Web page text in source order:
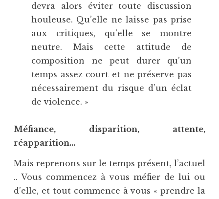
devra alors éviter toute discussion
houleuse. Qu’elle ne laisse pas prise
aux critiques, qu’elle se montre
neutre. Mais cette attitude de
composition ne peut durer qu’un
temps assez court et ne préserve pas
nécessairement du risque d’un éclat
de violence. »
Méfiance, disparition, attente,
réapparition…
Mais reprenons sur le temps présent, l’actuel
.. Vous commencez à vous méfier de lui ou
d’elle, et tout commence à vous « prendre la